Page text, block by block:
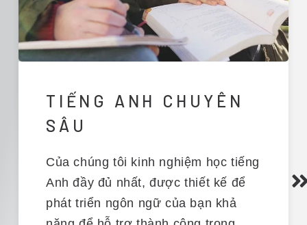
TIẾNG ANH CHUYÊN
SÂU
Của chúng tôi kinh nghiệm học tiếng
Anh đầy đủ nhất, được thiết kế để
phát triển ngôn ngữ của bạn khả